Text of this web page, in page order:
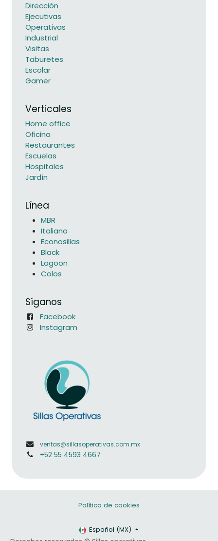
Dirección
Ejecutivas
Operativas
Industrial
Visitas
Taburetes
Escolar
Gamer
Verticales
Home office
Oficina
Restaurantes
Escuelas
Hospitales
Jardín
Línea
MBR
Italiana
Econosillas
Black
Lagoon
Colos
Síganos
Facebook
Instagram
ventas@sillasoperativas.com.mx
+52 55 4593 4667
Política de cookies
Español (MX)